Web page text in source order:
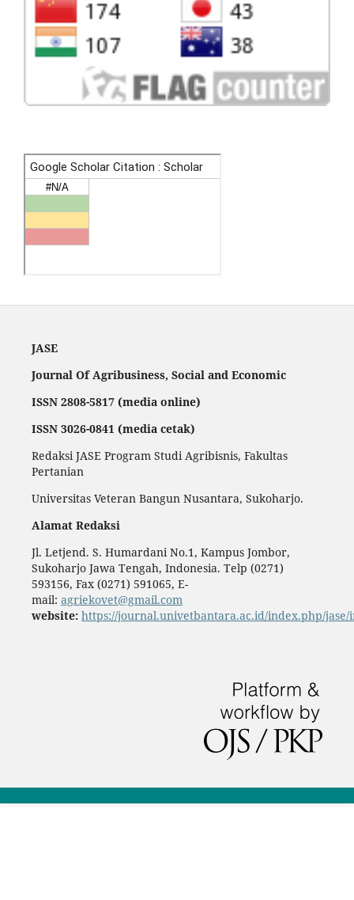
JASE
Journal Of Agribusiness, Social and Economic
ISSN 2808-5817 (media online)
ISSN 3026-0841 (media cetak)
Redaksi JASE Program Studi Agribisnis, Fakultas
Pertanian
Universitas Veteran Bangun Nusantara, Sukoharjo.
Alamat Redaksi
Jl. Letjend. S. Humardani No.1, Kampus Jombor,
Sukoharjo Jawa Tengah, Indonesia. Telp (0271)
593156, Fax (0271) 591065, E-
mail: agriekovet@gmail.com
website: https://journal.univetbantara.ac.id/index.php/jase/